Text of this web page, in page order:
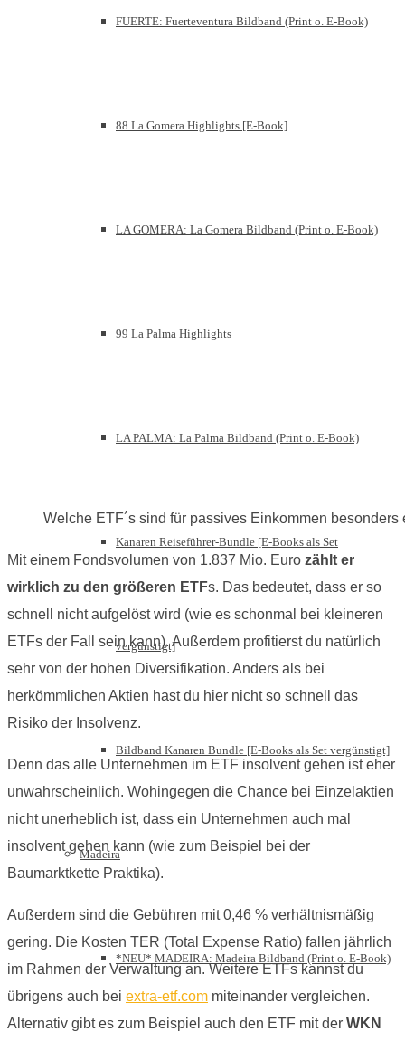
FUERTE: Fuerteventura Bildband (Print o. E-Book)
88 La Gomera Highlights [E-Book]
LA GOMERA: La Gomera Bildband (Print o. E-Book)
99 La Palma Highlights
LA PALMA: La Palma Bildband (Print o. E-Book)
Kanaren Reiseführer-Bundle [E-Books als Set
vergünstigt]
Bildband Kanaren Bundle [E-Books als Set vergünstigt]
Madeira
*NEU* MADEIRA: Madeira Bildband (Print o. E-Book)
Welche ETF´s sind für passives Einkommen besonders
Mit einem Fondsvolumen von 1.837 Mio. Euro zählt er
wirklich zu den größeren ETFs. Das bedeutet, dass er so
schnell nicht aufgelöst wird (wie es schonmal bei kleineren
ETFs der Fall sein kann). Außerdem profitierst du natürlich
sehr von der hohen Diversifikation. Anders als bei
herkömmlichen Aktien hast du hier nicht so schnell das
Risiko der Insolvenz.
Denn das alle Unternehmen im ETF insolvent gehen ist eher
unwahrscheinlich. Wohingegen die Chance bei Einzelaktien
nicht unerheblich ist, dass ein Unternehmen auch mal
insolvent gehen kann (wie zum Beispiel bei der
Baumarktkette Praktika).
Außerdem sind die Gebühren mit 0,46 % verhältnismäßig
gering. Die Kosten TER (Total Expense Ratio) fallen jährlich
im Rahmen der Verwaltung an. Weitere ETFs kannst du
übrigens auch bei extra-etf.com miteinander vergleichen.
Alternativ gibt es zum Beispiel auch den ETF mit der WKN